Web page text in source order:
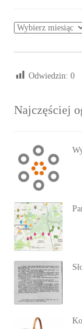
Archiwa
Odwiedzin: 0
Najczęściej